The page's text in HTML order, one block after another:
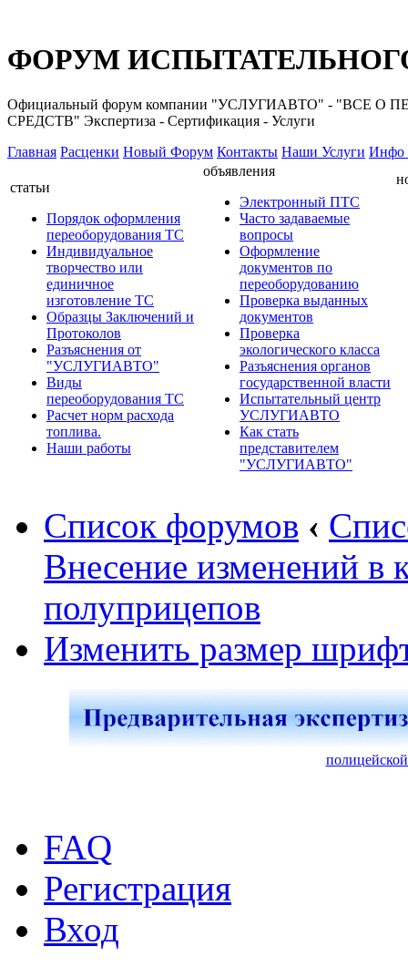
ФОРУМ
Официальный форум компании "УСЛУГИАВТО" -
СРЕДСТВ" Экспертиза - Сертификация - Услуги
Главная Расценки Новый Форум Контакты Наши Услуги Инфо
статьи
Порядок оформления
переоборудования ТС
Индивидуальное
творчество или
единичное
изготовление ТС
Образцы Заключений и
Протоколов
Разъяснения от
"УСЛУГИАВТО"
Виды
переоборудования ТС
Расчет норм расхода
топлива.
Наши работы
объявления
Электронный ПТС
Часто задаваемые
вопросы
Оформление
документов по
переоборудованию
Проверка выданных
документов
Проверка
экологического класса
Разъяснения органов
государственной власти
Испытательный центр
УСЛУГИАВТО
Как стать
представителем
"УСЛУГИАВТО"
Список форумов ‹
Внесение изменений в
полуприцепов
Изменить размер
FAQ
Регистрация
Вход